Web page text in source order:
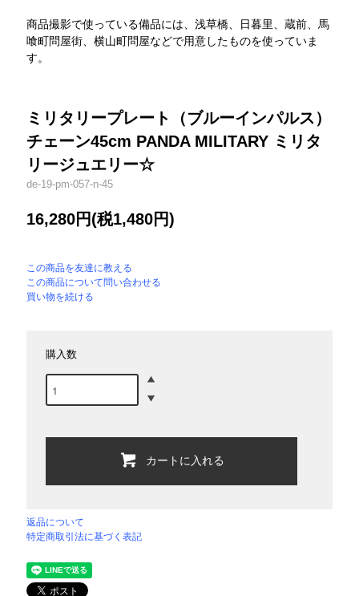
商品撮影で使っている備品には、浅草橋、日暮里、蔵前、馬
喰町問屋街、横山町問屋などで用意したものを使っていま
す。
ミリタリープレート（ブルーインパルス）
チェーン45cm PANDA MILITARY ミリタ
リージュエリー☆
de-19-pm-057-n-45
16,280円(税1,480円)
この商品を友達に教える
この商品について問い合わせる
買い物を続ける
購入数
カートに入れる
返品について
特定商取引法に基づく表記